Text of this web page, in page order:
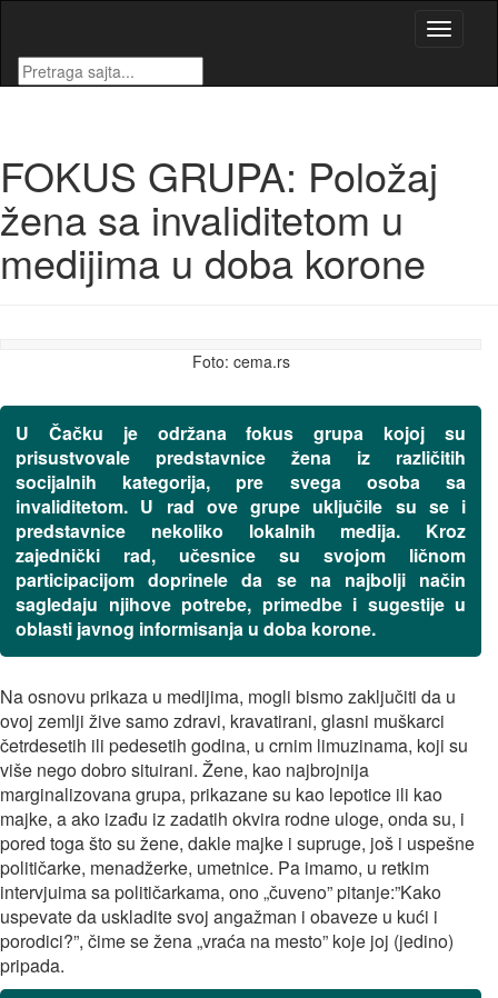
Toggle
FOKUS GRUPA: Položaj
žena sa invaliditetom u
medijima u doba korone
Foto: cema.rs
U Čačku je održana fokus grupa kojoj su
prisustvovale predstavnice žena iz različitih
socijalnih kategorija, pre svega osoba sa
invaliditetom. U rad ove grupe uključile su se i
predstavnice nekoliko lokalnih medija. Kroz
zajednički rad, učesnice su svojom ličnom
participacijom doprinele da se na najbolji način
sagledaju njihove potrebe, primedbe i sugestije u
oblasti javnog informisanja u doba korone.
Na osnovu prikaza u medijima, mogli bismo zaključiti da u
ovoj zemlji žive samo zdravi, kravatirani, glasni muškarci
četrdesetih ili pedesetih godina, u crnim limuzinama, koji su
više nego dobro situirani. Žene, kao najbrojnija
marginalizovana grupa, prikazane su kao lepotice ili kao
majke, a ako izađu iz zadatih okvira rodne uloge, onda su, i
pored toga što su žene, dakle majke i supruge, još i uspešne
političarke, menadžerke, umetnice. Pa imamo, u retkim
intervjuima sa političarkama, ono „čuveno” pitanje:”Kako
uspevate da uskladite svoj angažman i obaveze u kući i
porodici?”, čime se žena „vraća na mesto” koje joj (jedino)
pripada.